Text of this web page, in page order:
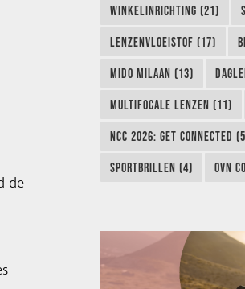
de
WINKELINRICHTING (21)
LENZENVLOEISTOF (17)
MIDO MILAAN (13)
MULTIFOCALE LENZEN (11)
NCC 2026: GET CONNECTED
SPORTBRILLEN (4) OVN